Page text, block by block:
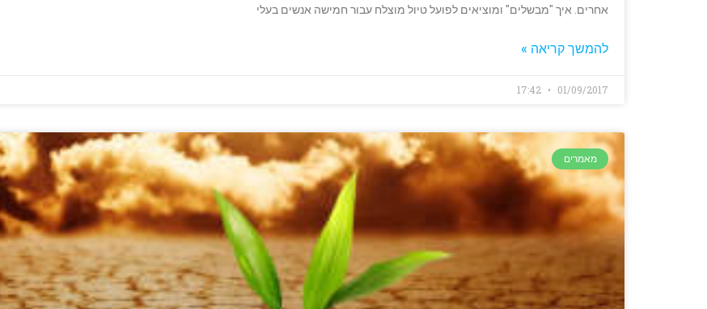
אחרים. איך "מבשלים" ומוציאים לפועל טיול מוצלח עבור חמישה אנשים בעלי
להמשך קריאה »
01/09/2017
מאמרים